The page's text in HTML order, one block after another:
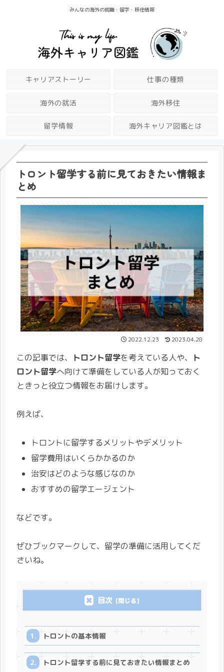
みんなの海外の就職・留学・移住情報
キャリアストーリー 仕事の種類
海外の就活 海外移住
留学情報 海外キャリア図鑑とは
トロント留学する前に見ておきたい情報ま
とめ
2022.12.23 2023.04.28
この記事では、 トロント留学を考えている人や、
ト
ロント留学へ向けて準備をしている人が知っておく
ときっと役立つ情報をお届けします。
例えば、
トロントに留学するメリットやデメリット
留学費用はいくらかかるのか
治安はどのような感じなのか
おすすめの留学エージェント
などです。
ぜひブックマークして、留学の準備に活用してくだ
さいね。
目次
トロントの基本情報
トロント留学する前に見ておきたい情報まとめ